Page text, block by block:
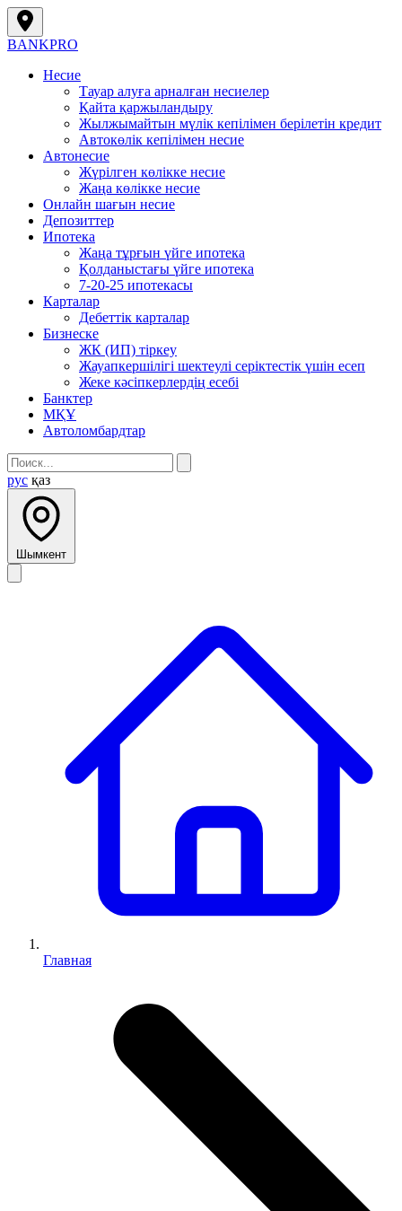
BANKPRO
Несие
Тауар алуға арналған несиелер
Қайта қаржыландыру
Жылжымайтын мүлік кепілімен берілетін кредит
Автокөлік кепілімен несие
Автонесие
Жүрілген көлікке несие
Жаңа көлікке несие
Онлайн шағын несие
Депозиттер
Ипотека
Жаңа тұрғын үйге ипотека
Қолданыстағы үйге ипотека
7-20-25 ипотекасы
Карталар
Дебеттік карталар
Бизнеске
ЖК (ИП) тіркеу
Жауапкершілігі шектеулі серіктестік үшін есеп
Жеке кәсіпкерлердің есебі
Банктер
МҚҰ
Автоломбардтар
рус қаз
Шымкент
Главная